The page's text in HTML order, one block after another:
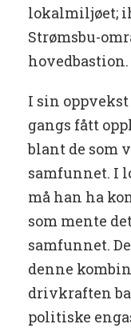
lokalmiljøet;
Strømsbu-
hovedbastion.
I sin
gangs fått
blant de som
samfunnet. I
må han ha
som mente
samfunnet.
denne
drivkraften
politiske